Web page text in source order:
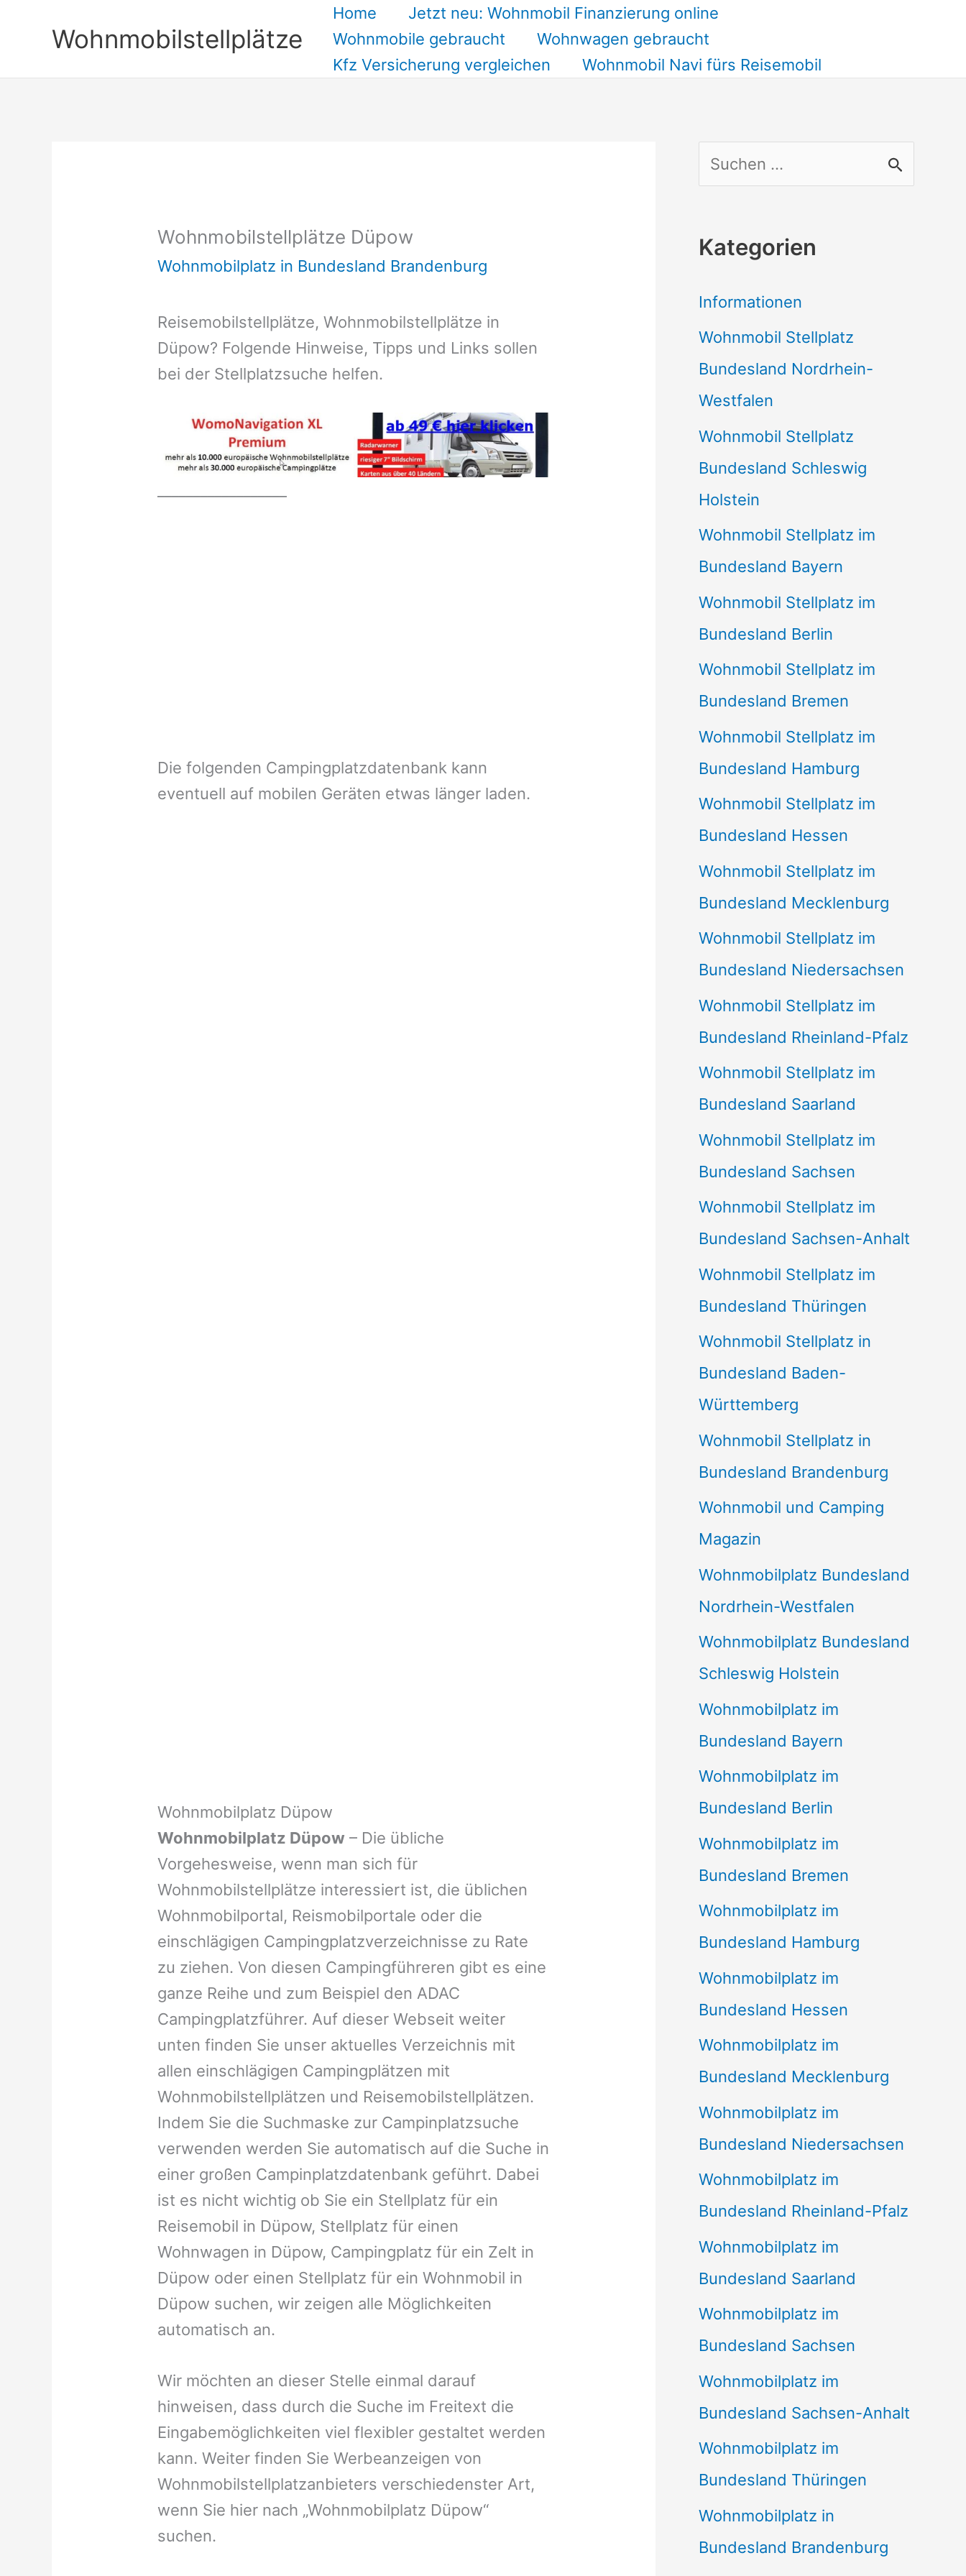
Wohnmobilstellplätze
Home
Jetzt neu: Wohnmobil Finanzierung online
Wohnmobile gebraucht
Wohnwagen gebraucht
Kfz Versicherung vergleichen
Wohnmobil Navi fürs Reisemobil
Wohnmobilstellplätze Düpow
Wohnmobilplatz in Bundesland Brandenburg
Reisemobilstellplätze, Wohnmobilstellplätze in
Düpow? Folgende Hinweise, Tipps und Links sollen
bei der Stellplatzsuche helfen.
Die folgenden Campingplatzdatenbank kann
eventuell auf mobilen Geräten etwas länger laden.
Wohnmobilplatz Düpow
Wohnmobilplatz Düpow – Die übliche
Vorgehesweise, wenn man sich für
Wohnmobilstellplätze interessiert ist, die üblichen
Wohnmobilportal, Reismobilportale oder die
einschlägigen Campingplatzverzeichnisse zu Rate
zu ziehen. Von diesen Campingführeren gibt es eine
ganze Reihe und zum Beispiel den ADAC
Campingplatzführer. Auf dieser Webseit weiter
unten finden Sie unser aktuelles Verzeichnis mit
allen einschlägigen Campingplätzen mit
Wohnmobilstellplätzen und Reisemobilstellplätzen.
Indem Sie die Suchmaske zur Campinplatzsuche
verwenden werden Sie automatisch auf die Suche in
einer großen Campinplatzdatenbank geführt. Dabei
ist es nicht wichtig ob Sie ein Stellplatz für ein
Reisemobil in Düpow, Stellplatz für einen
Wohnwagen in Düpow, Campingplatz für ein Zelt in
Düpow oder einen Stellplatz für ein Wohnmobil in
Düpow suchen, wir zeigen alle Möglichkeiten
automatisch an.
Wir möchten an dieser Stelle einmal darauf
hinweisen, dass durch die Suche im Freitext die
Eingabemöglichkeiten viel flexibler gestaltet werden
kann. Weiter finden Sie Werbeanzeigen von
Wohnmobilstellplatzanbieters verschiedenster Art,
wenn Sie hier nach „Wohnmobilplatz Düpow“
suchen.
u
h
n
a
c
h
:
Kategorien
Informationen
Wohnmobil Stellplatz
Bundesland Nordrhein-
Westfalen
Wohnmobil Stellplatz
Bundesland Schleswig
Holstein
Wohnmobil Stellplatz im
Bundesland Bayern
Wohnmobil Stellplatz im
Bundesland Berlin
Wohnmobil Stellplatz im
Bundesland Bremen
Wohnmobil Stellplatz im
Bundesland Hamburg
Wohnmobil Stellplatz im
Bundesland Hessen
Wohnmobil Stellplatz im
Bundesland Mecklenburg
Wohnmobil Stellplatz im
Bundesland Niedersachsen
Wohnmobil Stellplatz im
Bundesland Rheinland-Pfalz
Wohnmobil Stellplatz im
Bundesland Saarland
Wohnmobil Stellplatz im
Bundesland Sachsen
Wohnmobil Stellplatz im
Bundesland Sachsen-Anhalt
Wohnmobil Stellplatz im
Bundesland Thüringen
Wohnmobil Stellplatz in
Bundesland Baden-
Württemberg
Wohnmobil Stellplatz in
Bundesland Brandenburg
Wohnmobil und Camping
Magazin
Wohnmobilplatz Bundesland
Nordrhein-Westfalen
Wohnmobilplatz Bundesland
Schleswig Holstein
Wohnmobilplatz im
Bundesland Bayern
Wohnmobilplatz im
Bundesland Berlin
Wohnmobilplatz im
Bundesland Bremen
Wohnmobilplatz im
Bundesland Hamburg
Wohnmobilplatz im
Bundesland Hessen
Wohnmobilplatz im
Bundesland Mecklenburg
Wohnmobilplatz im
Bundesland Niedersachsen
Wohnmobilplatz im
Bundesland Rheinland-Pfalz
Wohnmobilplatz im
Bundesland Saarland
Wohnmobilplatz im
Bundesland Sachsen
Wohnmobilplatz im
Bundesland Sachsen-Anhalt
Wohnmobilplatz im
Bundesland Thüringen
Wohnmobilplatz in
Bundesland Brandenburg